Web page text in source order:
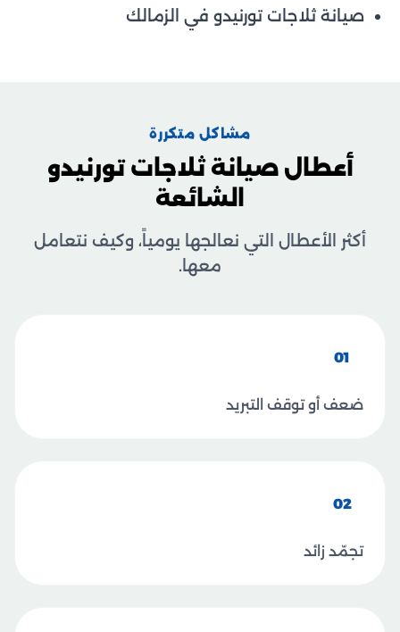
صيانة ثلاجات تورنيدو في الزمالك
مشاكل متكررة
أعطال صيانة ثلاجات تورنيدو
الشائعة
أكثر الأعطال التي نعالجها يومياً، وكيف نتعامل
معها.
01
ضعف أو توقف التبريد
02
تجمّد زائد